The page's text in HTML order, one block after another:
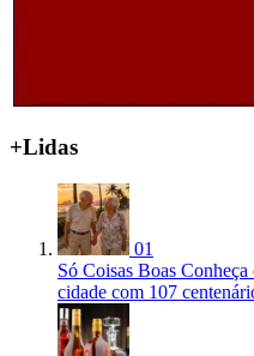
+Lidas
01
Só Coisas Boas Conheça
cidade com 107